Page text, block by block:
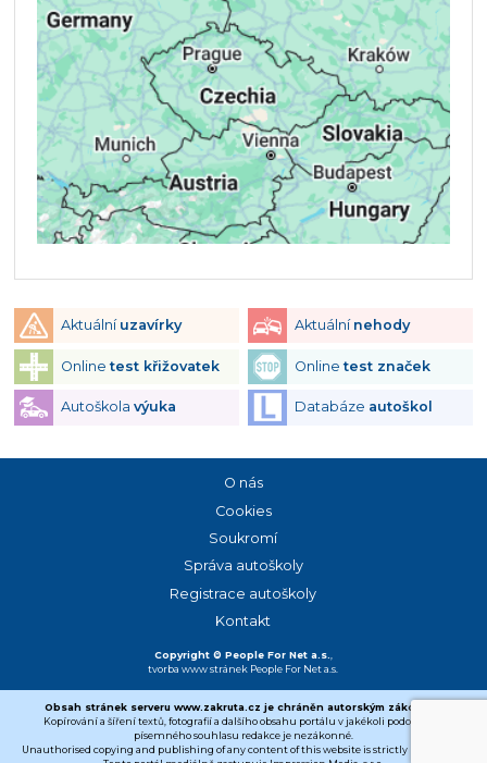
Aktuální uzavírky Aktuální nehody
Onlinetest křižovatek Onlinetest značek
Autoškola výuka Databáze autoškol
Copyright © People For Net a.s.,
tvorba www stránek People For Net a.s.
O nás
Cookies
Soukromí
Správa autoškoly
Registrace autoškoly
Kontakt
Obsah stránek serveru www.zakruta.cz je chráněn autorským zákonem.
Kopírování a šíření textů, fotografií a dalšího obsahu portálu v jakékoli podobě bez
písemného souhlasu redakce je nezákonné.
Unauthorised copying and publishing of any content of this website is strictly prohibited.